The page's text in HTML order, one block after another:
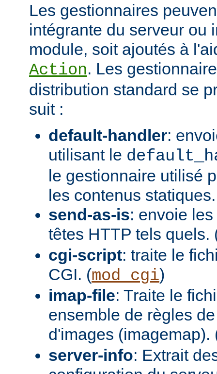
Les gestionnaires
intégrante du serveur ou
module, soit ajoutés à
Action. Les
distribution standard se
suit :
default-handler:
utilisant le
le gestionnaire utilisé
les contenus
send-as-is: envoie
têtes HTTP tels quels.
cgi-script: traite le
CGI. (mod_cgi)
imap-file: Traite le
ensemble de règles
d'images (imagemap).
server-info: Extrait